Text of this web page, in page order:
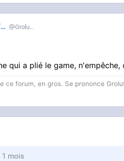
Grolutes
qui a plié le game, n'empêche,
ce forum, en gros. Se prononce
1 mois